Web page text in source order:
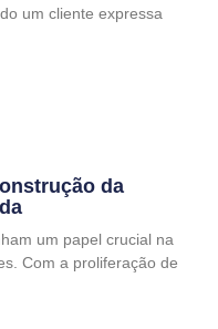
um cliente expressa
da
um papel crucial na
Com a proliferação de